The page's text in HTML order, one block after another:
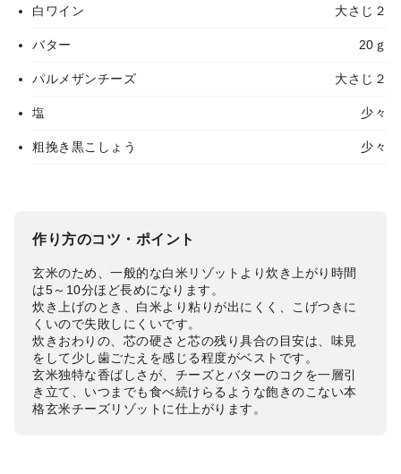
白ワイン 大さじ２
バター 20ｇ
パルメザンチーズ 大さじ２
塩 少々
粗挽き黒こしょう 少々
作り方のコツ・ポイント
玄米のため、一般的な白米リゾットより炊き上がり時間
は5～10分ほど長めになります。
炊き上げのとき、白米より粘りが出にくく、こげつきに
くいので失敗しにくいです。
炊きおわりの、芯の硬さと芯の残り具合の目安は、味見
をして少し歯ごたえを感じる程度がベストです。
玄米独特な香ばしさが、チーズとバターのコクを一層引
き立て、いつまでも食べ続けらるような飽きのこない本
格玄米チーズリゾットに仕上がります。